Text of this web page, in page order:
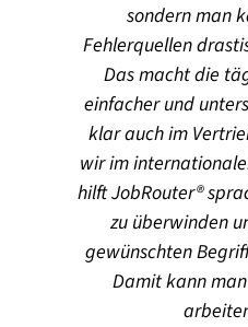
sondern man
Fehlerquellen
Das macht die
einfacher und
klar auch im
wir im
hilft JobRouter®
zu überwinden
gewünschten
Damit kann